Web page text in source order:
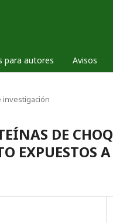
para autores Avisos
investigación
DE
EXPUESTOS